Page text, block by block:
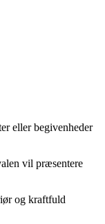
eller begivenheder
vil præsentere
og kraftfuld